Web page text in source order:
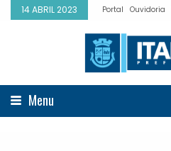
14 ABRIL 2023 Portal Ouvidoria
Menu